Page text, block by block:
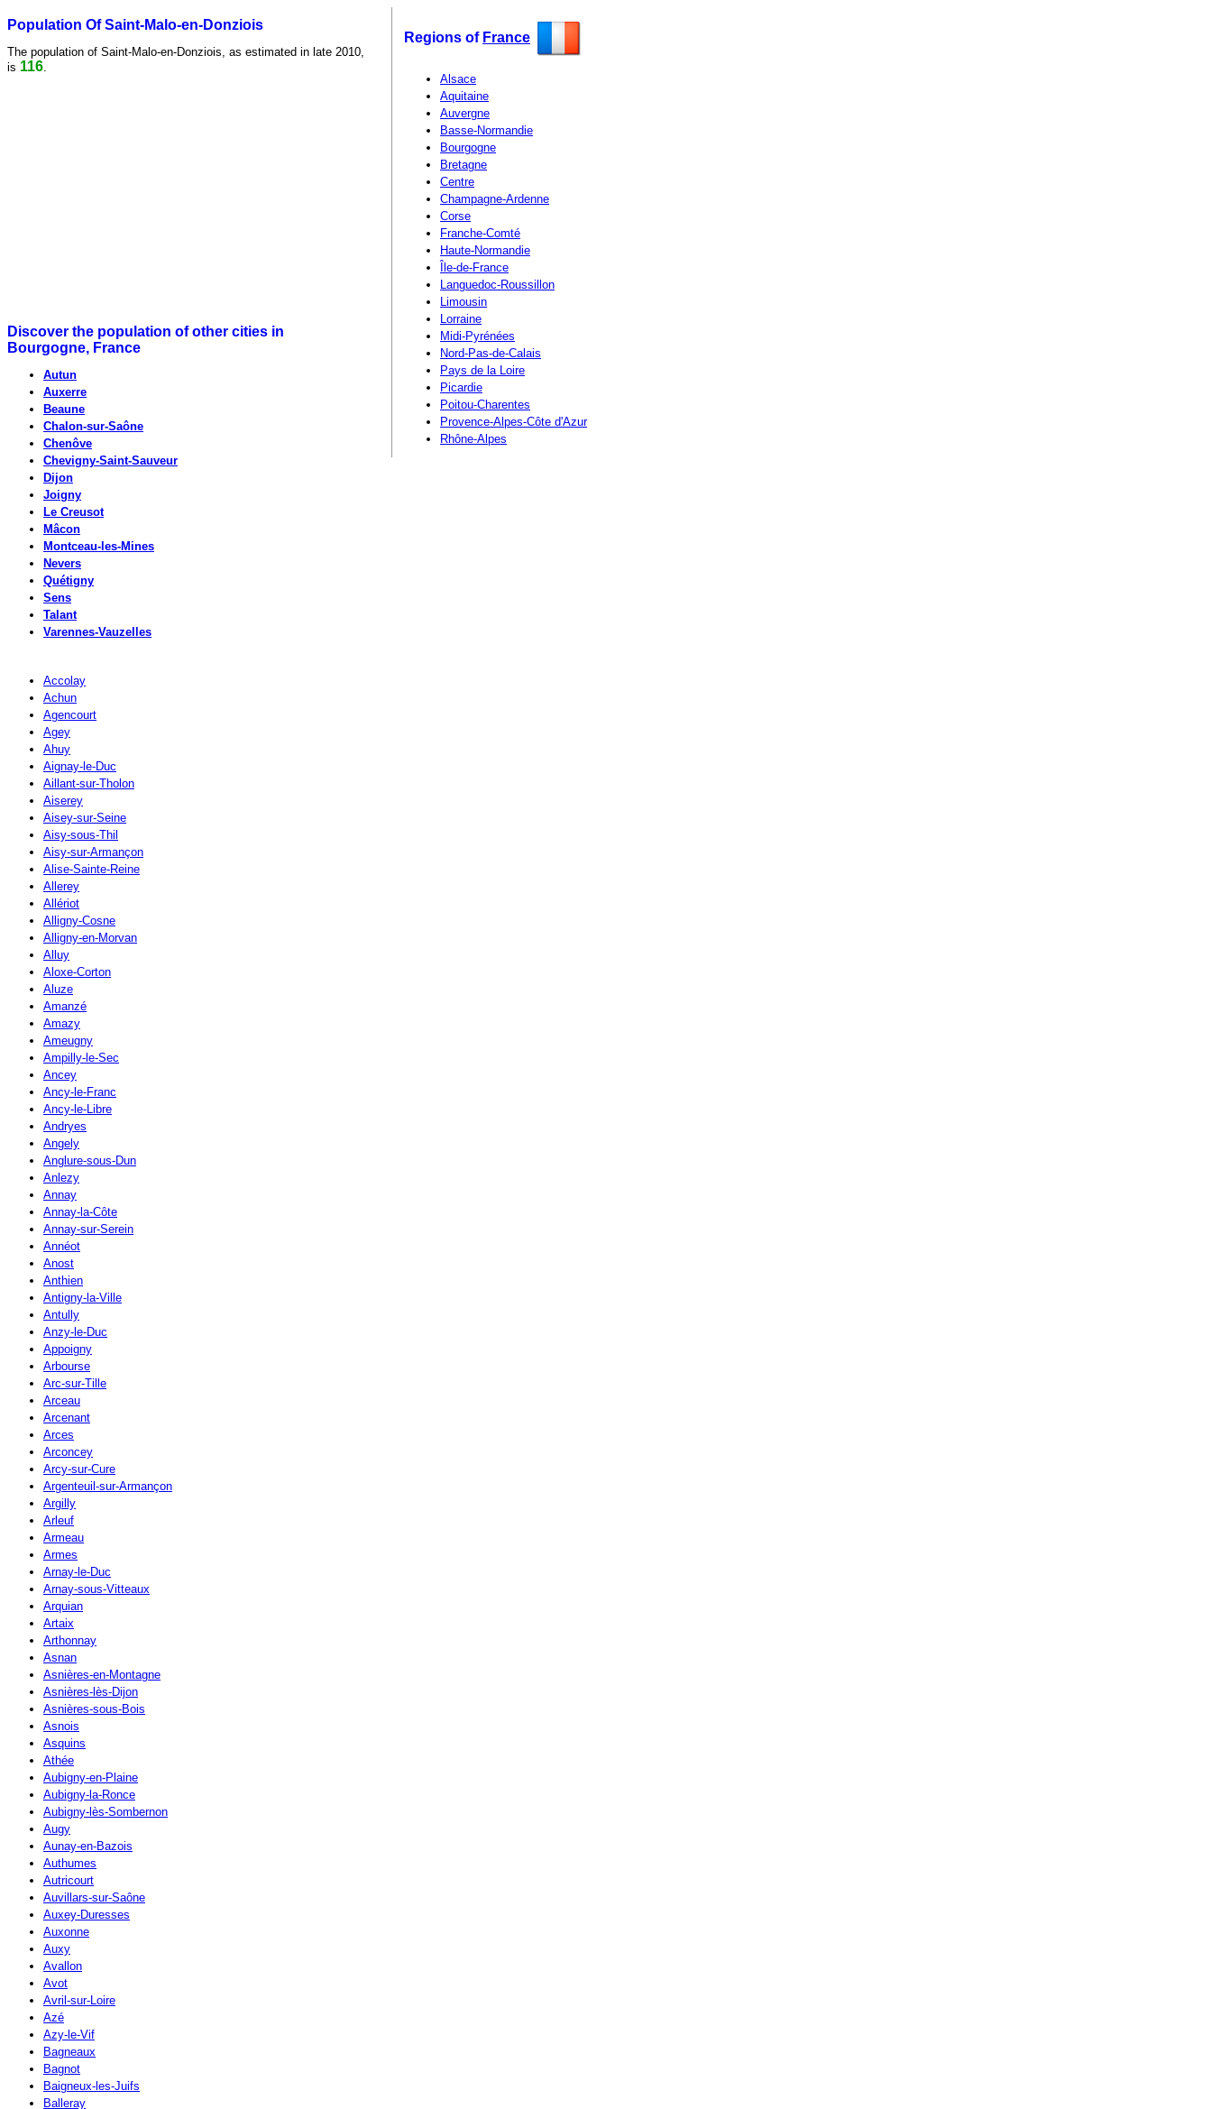
Population Of Saint-Malo-en-Donziois
The population of Saint-Malo-en-Donziois, as estimated in late 2010,
is 116
Discover the population of other cities in
Bourgogne, France
Autun
Auxerre
Beaune
Chalon-sur-Saône
Chenôve
Chevigny-Saint-Sauveur
Dijon
Joigny
Le Creusot
Mâcon
Montceau-les-Mines
Nevers
Quétigny
Sens
Talant
Varennes-Vauzelles
Accolay
Achun
Agencourt
Agey
Ahuy
Aignay-le-Duc
Aillant-sur-Tholon
Aiserey
Aisey-sur-Seine
Aisy-sous-Thil
Aisy-sur-Armançon
Alise-Sainte-Reine
Allerey
Allériot
Alligny-Cosne
Alligny-en-Morvan
Alluy
Aloxe-Corton
Aluze
Amanzé
Amazy
Ameugny
Ampilly-le-Sec
Ancey
Ancy-le-Franc
Ancy-le-Libre
Andryes
Angely
Anglure-sous-Dun
Anlezy
Annay
Annay-la-Côte
Annay-sur-Serein
Annéot
Anost
Anthien
Antigny-la-Ville
Antully
Anzy-le-Duc
Appoigny
Arbourse
Arc-sur-Tille
Arceau
Arcenant
Arces
Arconcey
Arcy-sur-Cure
Argenteuil-sur-Armançon
Argilly
Arleuf
Armeau
Armes
Arnay-le-Duc
Arnay-sous-Vitteaux
Arquian
Artaix
Arthonnay
Asnan
Asnières-en-Montagne
Asnières-lès-Dijon
Asnières-sous-Bois
Asnois
Asquins
Athée
Aubigny-en-Plaine
Aubigny-la-Ronce
Aubigny-lès-Sombernon
Augy
Aunay-en-Bazois
Authumes
Autricourt
Auvillars-sur-Saône
Auxey-Duresses
Auxonne
Auxy
Avallon
Avot
Avril-sur-Loire
Azé
Azy-le-Vif
Bagneaux
Bagnot
Baigneux-les-Juifs
Balleray
Regions of France
Alsace
Aquitaine
Auvergne
Basse-Normandie
Bourgogne
Bretagne
Centre
Champagne-Ardenne
Corse
Franche-Comté
Haute-Normandie
Île-de-France
Languedoc-Roussillon
Limousin
Lorraine
Midi-Pyrénées
Nord-Pas-de-Calais
Pays de la Loire
Picardie
Poitou-Charentes
Provence-Alpes-Côte d'Azur
Rhône-Alpes